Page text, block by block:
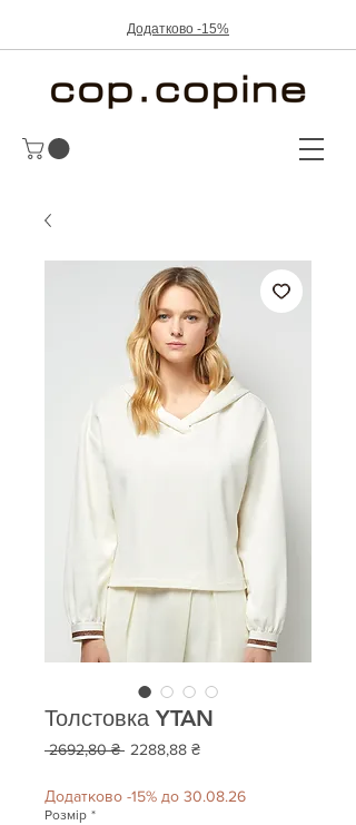
Додатково -15%
Толстовка YTAN
2692,80 ₴ Звичайна
2288,88 ₴За
Додатково -15% до 30.08.26
Розмір *